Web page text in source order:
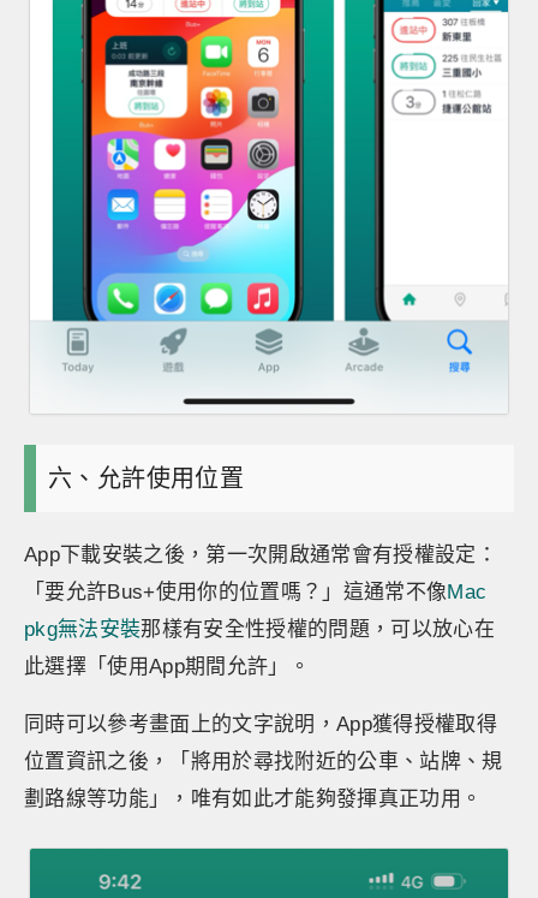
六、允許使用位置
App下載安裝之後，第一次開啟通常會有授權設定：
「要允許Bus+使用你的位置嗎？」這通常不像Mac
pkg無法安裝那樣有安全性授權的問題，可以放心在
此選擇「使用App期間允許」。
同時可以參考畫面上的文字說明，App獲得授權取得
位置資訊之後，「將用於尋找附近的公車、站牌、規
劃路線等功能」，唯有如此才能夠發揮真正功用。